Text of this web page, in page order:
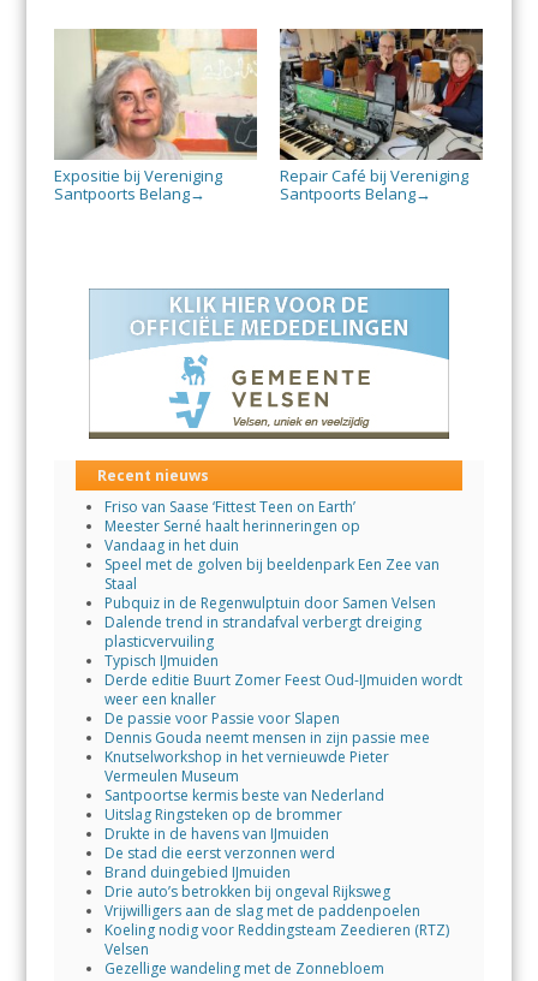
Expositie bij Vereniging
Santpoorts Belang→
Repair Café bij Vereniging
Santpoorts Belang→
Recent nieuws
Friso van Saase ‘Fittest Teen on Earth’
Meester Serné haalt herinneringen op
Vandaag in het duin
Speel met de golven bij beeldenpark Een Zee van
Staal
Pubquiz in de Regenwulptuin door Samen Velsen
Dalende trend in strandafval verbergt dreiging
plasticvervuiling
Typisch IJmuiden
Derde editie Buurt Zomer Feest Oud-IJmuiden wordt
weer een knaller
De passie voor Passie voor Slapen
Dennis Gouda neemt mensen in zijn passie mee
Knutselworkshop in het vernieuwde Pieter
Vermeulen Museum
Santpoortse kermis beste van Nederland
Uitslag Ringsteken op de brommer
Drukte in de havens van IJmuiden
De stad die eerst verzonnen werd
Brand duingebied IJmuiden
Drie auto’s betrokken bij ongeval Rijksweg
Vrijwilligers aan de slag met de paddenpoelen
Koeling nodig voor Reddingsteam Zeedieren (RTZ)
Velsen
Gezellige wandeling met de Zonnebloem